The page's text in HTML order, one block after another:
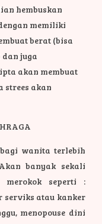
hembuskan
memiliki
berat (bisa
juga
akan membuat
strees akan
wanita terlebih
banyak sekali
seperti :
serviks atau kanker
menopouse dini